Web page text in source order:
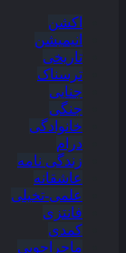
اکشن
انیمیشن
تاریخی
ترسناک
جنایی
جنگی
خانوادگی
درام
زندگی نامه
عاشقانه
علمی-تخیلی
فانتزی
کمدی
ماجراجویی